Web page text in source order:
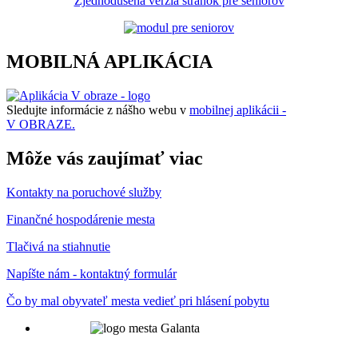
MOBILNÁ APLIKÁCIA
Sledujte informácie z nášho webu v mobilnej aplikácii -
V OBRAZE.
Môže vás zaujímať viac
Kontakty na poruchové služby
Finančné hospodárenie mesta
Tlačivá na stiahnutie
Napíšte nám - kontaktný formulár
Čo by mal obyvateľ mesta vedieť pri hlásení pobytu